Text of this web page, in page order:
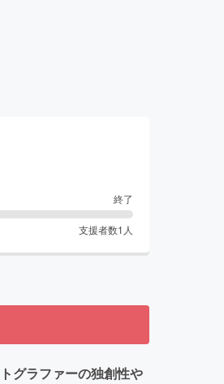
終了
支援者数1 人
グラファーの独創性や